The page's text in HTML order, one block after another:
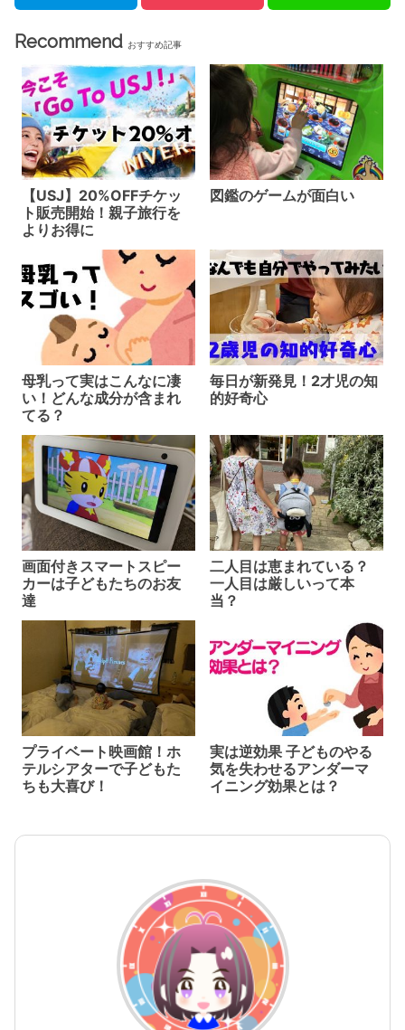
Recommend おすすめ記事
【USJ】20%OFFチケッ
ト販売開始！親子旅行を
よりお得に
図鑑のゲームが面白い
母乳って実はこんなに凄
い！どんな成分が含まれ
てる？
毎日が新発見！2才児の知
的好奇心
画面付きスマートスピー
カーは子どもたちのお友
達
二人目は恵まれている？
一人目は厳しいって本
当？
プライベート映画館！ホ
テルシアターで子どもた
ちも大喜び！
実は逆効果 子どものやる
気を失わせるアンダーマ
イニング効果とは？